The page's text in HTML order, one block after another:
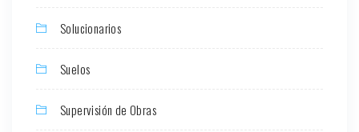
Solucionarios
Suelos
Supervisión de Obras